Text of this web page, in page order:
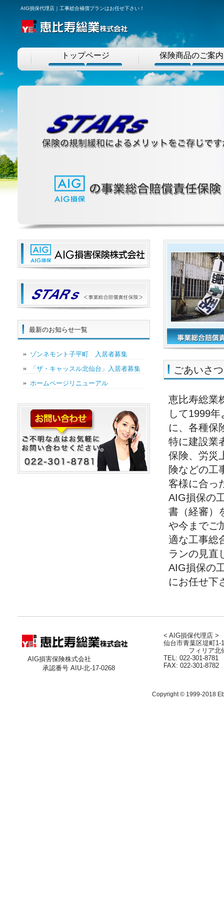
AIG損保代理店｜工事総合補償プランはお任せ下さい！
トップページ 保険商品のご案内
ごあいさつ
恵比寿総業
して1999
に、各種保
特に建設業
保険、労災
険などの工
客様に合っ
AIG損保の
書（経審）
や今までご
適な工事総
ランの見直
AIG損保の
にお任せ下
最新のお知らせ一覧
ゾンネモント子平町 入居者募集
「ザ・キャッスル北仙台」入居者募集
ホームページリニューアル
AIG損害保険株式会社
承認番号 AIU-北-17-0268
< AIG損保代理店 >
仙台市青葉区堤町1-
フィリア北
TEL: 022-301-8781
FAX: 022-301-8782
Copyright © 1999-2018